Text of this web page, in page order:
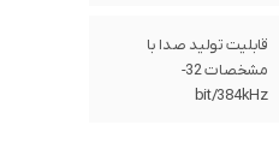
قابلیت تولید صدا با
مشخصات 32-
bit/384kHz